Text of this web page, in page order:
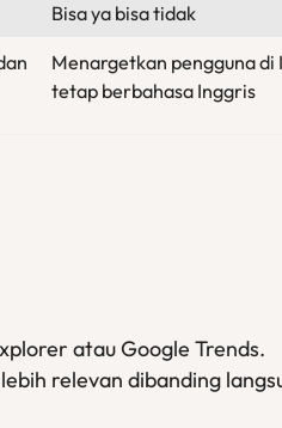
Bisa ya bisa tidak
Menargetkan pengguna di
tetap berbahasa Inggris
atau Google Trends.
relevan dibanding